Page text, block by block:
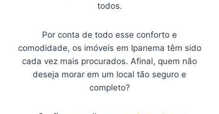
todos.
Por conta de todo esse conforto e
comodidade, os imóveis em Ipanema têm sido
cada vez mais procurados. Afinal, quem não
deseja morar em um local tão seguro e
completo?